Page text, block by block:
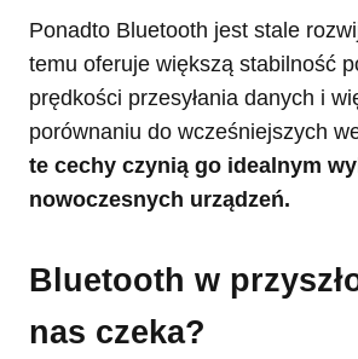
Ponadto Bluetooth jest stale
temu oferuje większą stabilność
prędkości przesyłania danych i
porównaniu do wcześniejszych
te cechy czynią go idealnym
nowoczesnych urządzeń.
Bluetooth w
nas czeka?